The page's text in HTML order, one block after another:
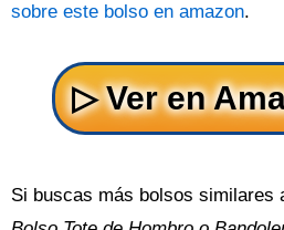
sobre este bolso en amazon.
Si buscas más bolsos similares